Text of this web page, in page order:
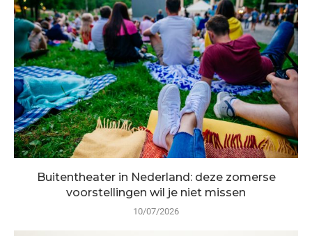
Buitentheater in Nederland: deze zomerse
voorstellingen wil je niet missen
10/07/2026